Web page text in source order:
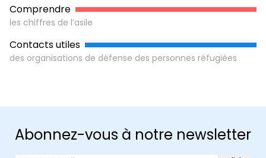
Comprendre
les chiffres de l’asile
Contacts utiles
des organisations de défense des personnes réfugiées
Abonnez-vous à notre newsletter